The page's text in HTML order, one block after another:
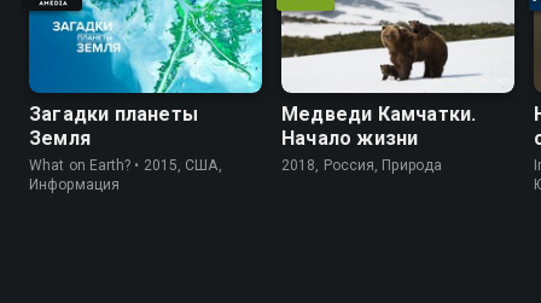
Загадки планеты
Земля
What on Earth? • 2015, США,
Информация
Медведи Камчатки.
Начало жизни
2018, Россия, Природа